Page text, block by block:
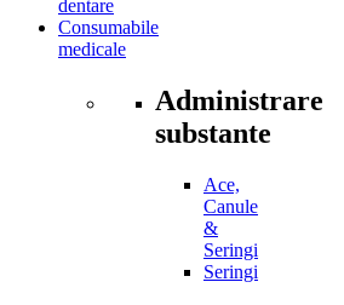
dentare
Consumabile
medicale
Administrare
substante
Ace,
Canule
&
Seringi
Seringi